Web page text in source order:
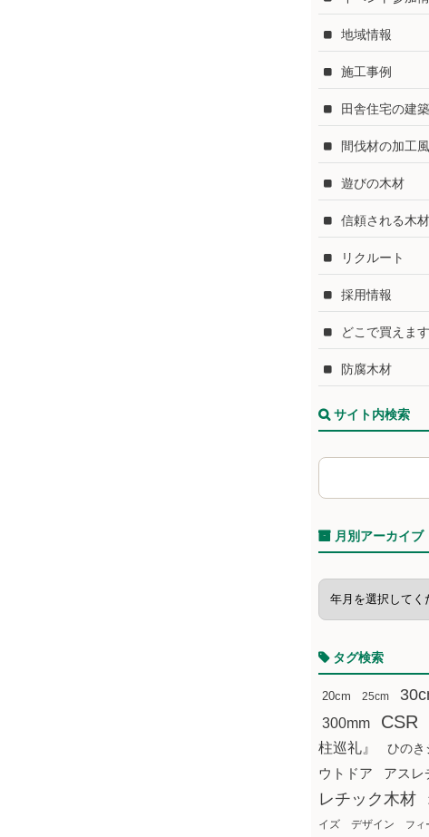
地域情報
施工事例
田舎住宅の建
間伐材の加工
遊びの木材
信頼される木
リクルート
採用情報
どこで買えま
防腐木材
サイト内検索
月別アーカイブ
タグ検索
20cm 25cm
300mm CSR
柱巡礼』
ひのき
ウトドア
アスレ
レチック木材
イズ
デザイン フィ